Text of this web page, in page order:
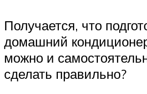
Получается, что
домашний
можно и
сделать правильно?